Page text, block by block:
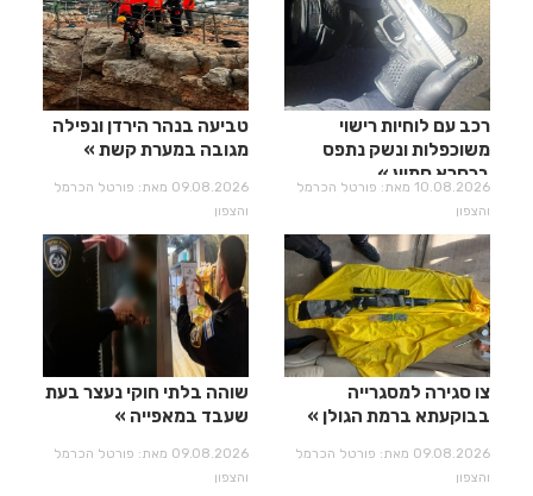
רכב עם לוחיות רישוי
משוכפלות ונשק נתפס
בכסרא סמיע
10.08.2026 מאת: פורטל הכרמל
והצפון
טביעה בנהר הירדן ונפילה
מגובה במערת קשת
09.08.2026 מאת: פורטל הכרמל
והצפון
צו סגירה למסגרייה
בבוקעתא ברמת הגולן
09.08.2026 מאת: פורטל הכרמל
והצפון
שוהה בלתי חוקי נעצר בעת
שעבד במאפייה
09.08.2026 מאת: פורטל הכרמל
והצפון